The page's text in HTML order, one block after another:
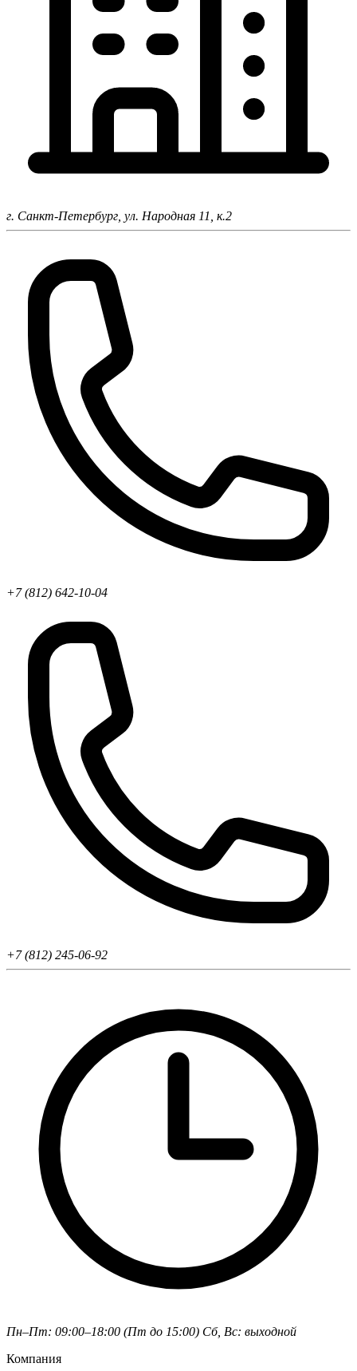
г. Санкт-Петербург, ул. Народная 11, к.2
+7 (812) 642-10-04
+7 (812) 245-06-92
Пн–Пт: 09:00–18:00 (Пт до 15:00) Сб, Вс: выходной
Компания